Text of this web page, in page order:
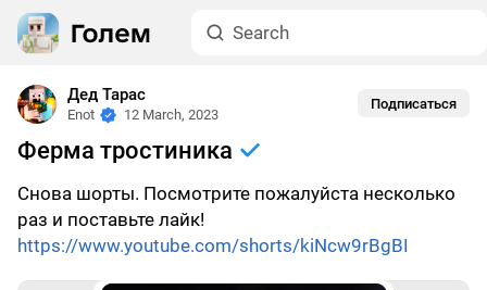
Дед Тарас
Enot 12 March, 2023
Подписаться
Ферма тростиника
Снова шорты. Посмотрите пожалуйста несколько
раз и поставьте лайк!
https://www.youtube.com/shorts/kiNcw9rBgBI